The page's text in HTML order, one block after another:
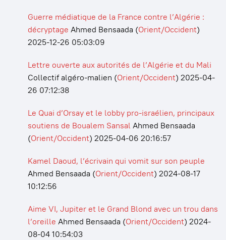
Guerre médiatique de la France contre l’Algérie :
décryptage Ahmed Bensaada (Orient/Occident)
2025-12-26 05:03:09
Lettre ouverte aux autorités de l’Algérie et du Mali
Collectif algéro-malien (Orient/Occident) 2025-04-
26 07:12:38
Le Quai d’Orsay et le lobby pro-israélien, principaux
soutiens de Boualem Sansal Ahmed Bensaada
(Orient/Occident) 2025-04-06 20:16:57
Kamel Daoud, l’écrivain qui vomit sur son peuple
Ahmed Bensaada (Orient/Occident) 2024-08-17
10:12:56
Aime VI, Jupiter et le Grand Blond avec un trou dans
l’oreille Ahmed Bensaada (Orient/Occident) 2024-
08-04 10:54:03